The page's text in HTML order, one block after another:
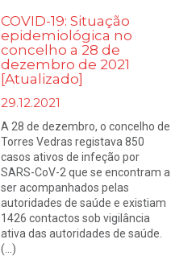
COVID-19: Situação
epidemiológica no
concelho a 28 de
dezembro de 2021
[Atualizado]
29.12.2021
A 28 de dezembro, o concelho de
Torres Vedras registava 850
casos ativos de infeção por
SARS-CoV-2 que se encontram a
ser acompanhados pelas
autoridades de saúde e existiam
1426 contactos sob vigilância
ativa das autoridades de saúde.
(...)